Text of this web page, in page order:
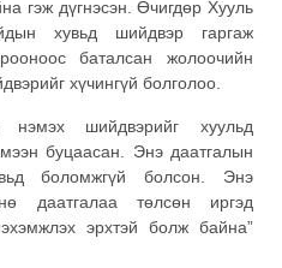
гэж дүгнэсэн. Өчигдөр Хууль
хувьд шийдвэр гаргаж
баталсан жолоочийн
хүчингүй болголоо.
шийдвэрийг хуульд
буцаасан. Энэ даатгалын
боломжгүй болсон. Энэ
даатгалаа төлсөн иргэд
эрхтэй болж байна”